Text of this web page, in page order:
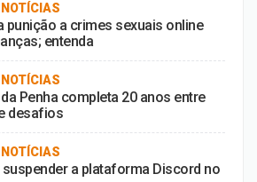
punição a crimes sexuais online
entenda
Penha completa 20 anos entre
desafios
suspender a plataforma Discord no